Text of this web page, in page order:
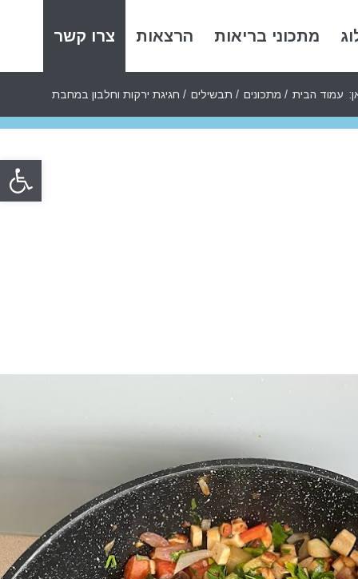
פתח
מתכוני בריאות הרצאות צרו קשר
עמוד הבית / מתכונים / תבשילים / חגיגת ירקות וחלבון במחבת